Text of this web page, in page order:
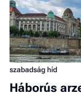
szabadság híd
Háborús